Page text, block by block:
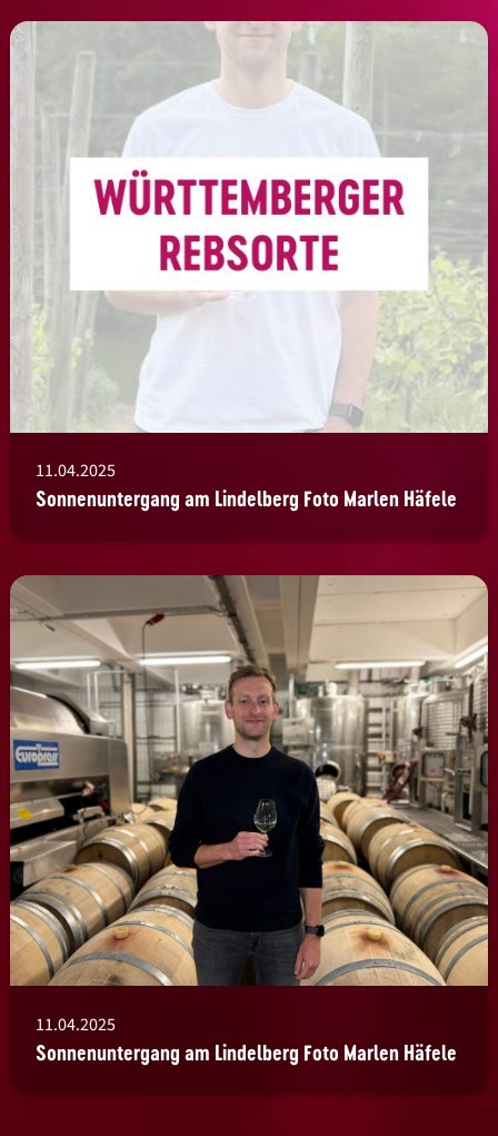
11.04.2025
Sonnenuntergang am Lindelberg Foto Marlen Häfele
11.04.2025
Sonnenuntergang am Lindelberg Foto Marlen Häfele